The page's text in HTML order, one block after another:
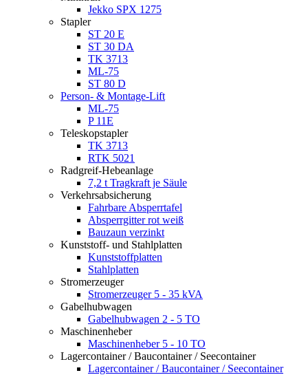
Jekko SPX 1275
Stapler
ST 20 E
ST 30 DA
TK 3713
ML-75
ST 80 D
Person- & Montage-Lift
ML-75
P 11E
Teleskopstapler
TK 3713
RTK 5021
Radgreif-Hebeanlage
7,2 t Tragkraft je Säule
Verkehrsabsicherung
Fahrbare Absperrtafel
Absperrgitter rot weiß
Bauzaun verzinkt
Kunststoff- und Stahlplatten
Kunststoffplatten
Stahlplatten
Stromerzeuger
Stromerzeuger 5 - 35 kVA
Gabelhubwagen
Gabelhubwagen 2 - 5 TO
Maschinenheber
Maschinenheber 5 - 10 TO
Lagercontainer / Baucontainer / Seecontainer
Lagercontainer / Baucontainer / Seecontainer